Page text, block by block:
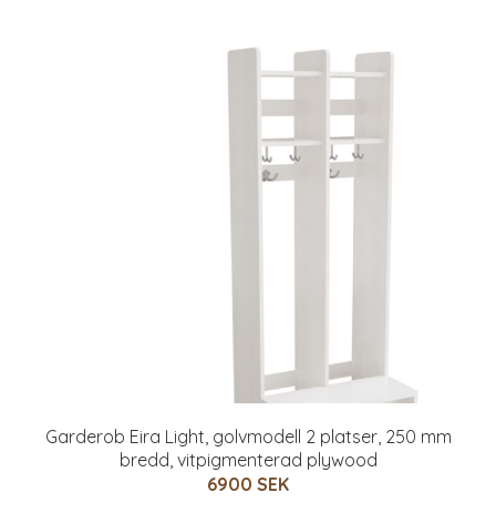
Garderob Eira Light, golvmodell 2 platser, 250 mm
bredd, vitpigmenterad plywood
6900 SEK